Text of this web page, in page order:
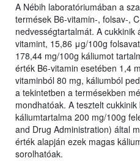
A Nébih laboratóriumában a
termések B6-vitamin-, folsav-,
nedvességtartalmát. A
vitamint, 15,86 μg/100g
178,44 mg/100g káliumot
érték B6-vitamin esetében 1,4
vitaminból 80 mg, káliumból
a tekintetben a termésekben
mondhatóak. A tesztelt
káliumtartalma 200 mg/100g
and Drug Administration) által
érték alapján ezek magas
sorolhatóak.